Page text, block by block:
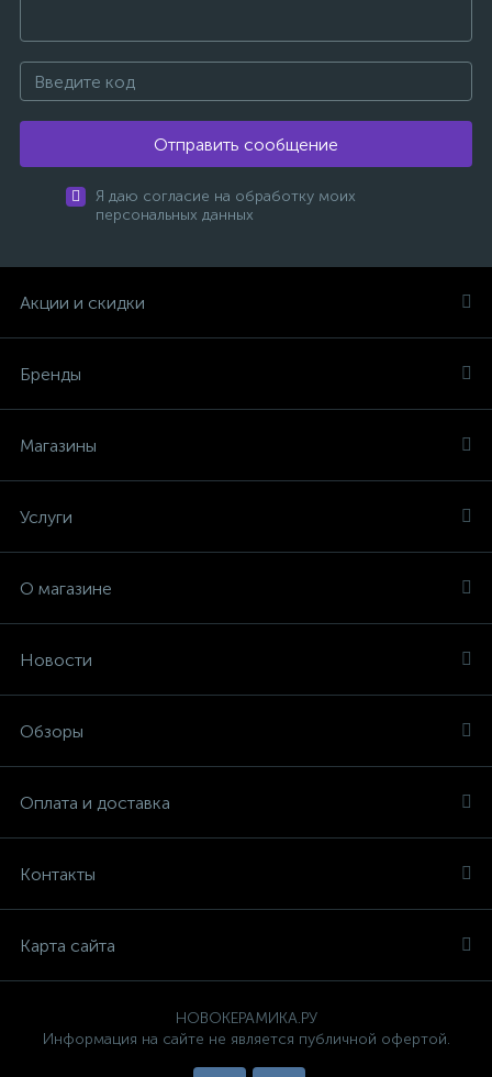
Отправить сообщение
Я даю согласие на обработку моих
персональных данных
Акции и скидки
Бренды
Магазины
Услуги
О магазине
Новости
Обзоры
Оплата и доставка
Контакты
Карта сайта
НОВОКЕРАМИКА.РУ
Информация на сайте не является публичной офертой.